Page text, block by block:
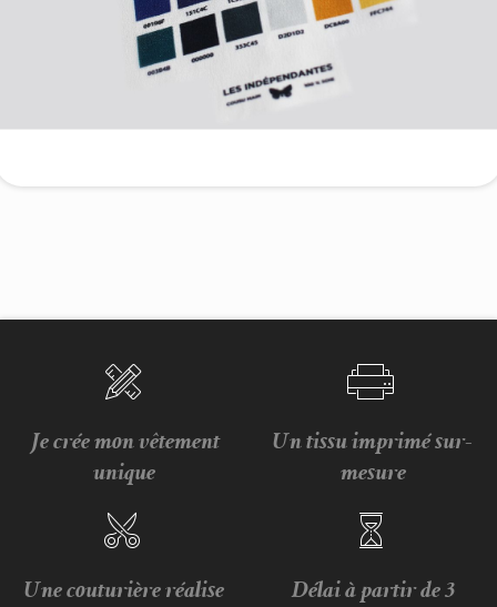
Je crée mon vêtement
unique
Un tissu imprimé sur-
mesure
Une couturière réalise
Délai à partir de 3